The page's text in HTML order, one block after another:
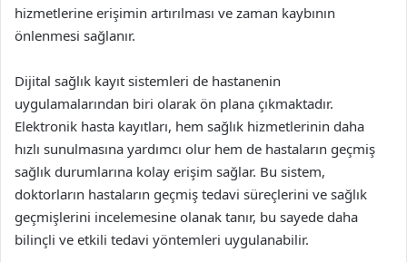
hizmetlerine erişimin artırılması ve zaman kaybının
önlenmesi sağlanır.
Dijital sağlık kayıt sistemleri de hastanenin
uygulamalarından biri olarak ön plana çıkmaktadır.
Elektronik hasta kayıtları, hem sağlık hizmetlerinin daha
hızlı sunulmasına yardımcı olur hem de hastaların geçmiş
sağlık durumlarına kolay erişim sağlar. Bu sistem,
doktorların hastaların geçmiş tedavi süreçlerini ve sağlık
geçmişlerini incelemesine olanak tanır, bu sayede daha
bilinçli ve etkili tedavi yöntemleri uygulanabilir.